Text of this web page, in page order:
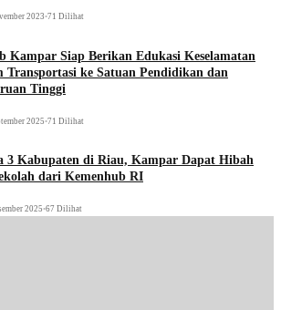
2023•71 Dilihat
Kampar Siap Berikan Edukasi Keselamatan
Transportasi ke Satuan Pendidikan dan
Tinggi
2025•71 Dilihat
3 Kabupaten di Riau, Kampar Dapat Hibah
dari Kemenhub RI
2025•67 Dilihat